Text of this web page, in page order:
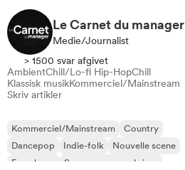
Le Carnet du manager
Medie/journalist
> 1500 svar afgivet
AmbientChill/Lo-fi Hip-HopChill
Klassisk musikKommerciel/Mainstream
Skriv artikler
Kommerciel/Mainstream
Country
Dancepop
Indie-folk
Nouvelle scene
Fransk rap
Sanger og sangskriver